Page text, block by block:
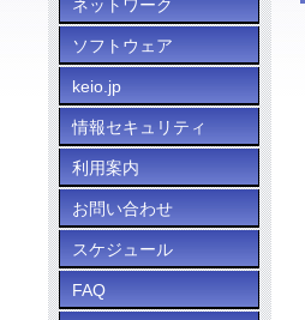
ネットワーク
ソフトウェア
keio.jp
情報セキュリティ
利用案内
お問い合わせ
スケジュール
FAQ